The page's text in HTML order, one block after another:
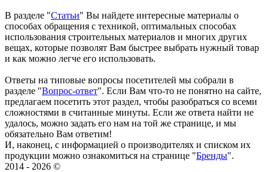
В разделе "Статьи" Вы найдете интересные материалы о
способах обращения с техникой, оптимальных способах
использования строительных материалов и многих других
вещах, которые позволят Вам быстрее выбрать нужный товар
и как можно легче его использовать.
Ответы на типовые вопросы посетителей мы собрали в
разделе "Вопрос-ответ". Если Вам что-то не понятно на сайте,
предлагаем посетить этот раздел, чтобы разобраться со всеми
сложностями в считанные минуты. Если же ответа найти не
удалось, можно задать его нам на той же странице, и мы
обязательно Вам ответим!
И, наконец, с информацией о производителях и списком их
продукции можно ознакомиться на странице "Бренды".
2014 - 2026 ©